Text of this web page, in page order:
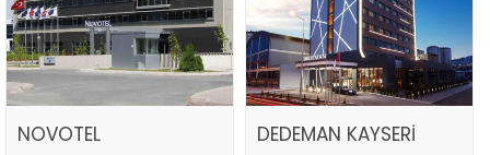
NOVOTEL DEDEMAN KAYSERİ